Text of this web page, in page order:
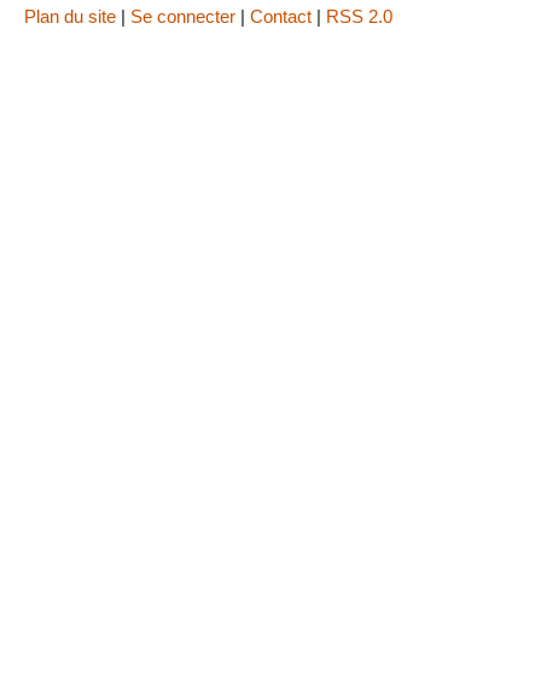
Plan du site | Se connecter | Contact | RSS 2.0